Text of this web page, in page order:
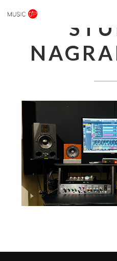
produkcji muzyki. Jak sami o sobie
realizatorów dźwięku, z pasją do
stworzenie przestrzeni, w której lokalni
swoich utworów na profesjonalnym
własnymi
Dowiedz